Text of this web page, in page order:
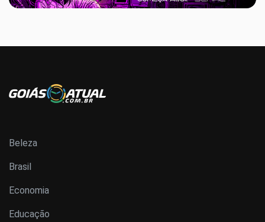
Beleza
Brasil
Economia
Educação